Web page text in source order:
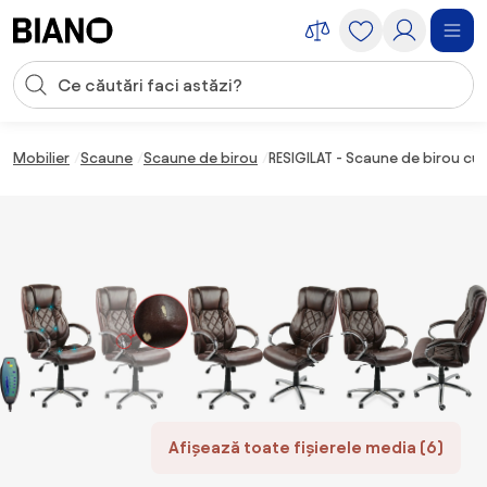
Introducerea căutării
Mobilier Scaune Scaune de birou RESIGILAT - Scaune de birou
Afișează toate fișierele media (6)